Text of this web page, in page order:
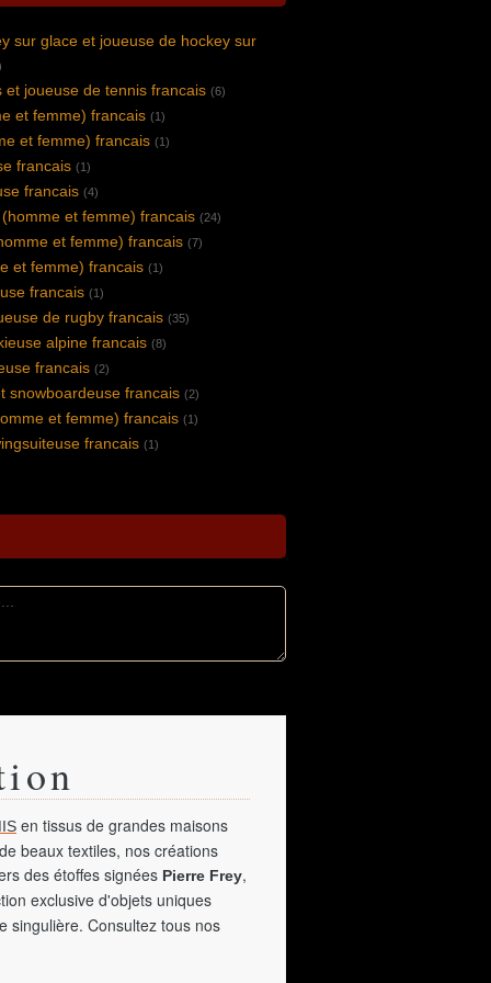
sur glace et joueuse de hockey sur
et joueuse de tennis francais (6)
et femme) francais (1)
et femme) francais (1)
francais (1)
francais (4)
et femme) francais (24)
et femme) francais (7)
et femme) francais (1)
francais (1)
de rugby francais (35)
alpine francais (8)
francais (2)
snowboardeuse francais (2)
et femme) francais (1)
francais (1)
en tissus de grandes maisons
beaux textiles, nos créations
des étoffes signées Pierre Frey,
exclusive d'objets uniques
singulière. Consultez tous nos